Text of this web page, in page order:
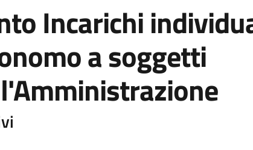
Incarichi
a soggetti